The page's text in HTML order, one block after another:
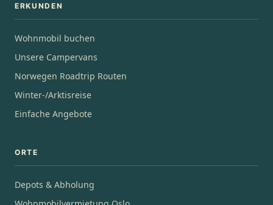
ERKUNDEN
Wohnmobil buchen
Unsere Campervans
Norwegen Roadtrip Routen
Winter-/Arktisreise
Einfache Angebote
ORTE
Depots & Abholung